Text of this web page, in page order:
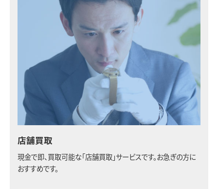
店舗買取
現金で即、買取可能な「店舗買取」サービスです。お急ぎの方に
おすすめです。